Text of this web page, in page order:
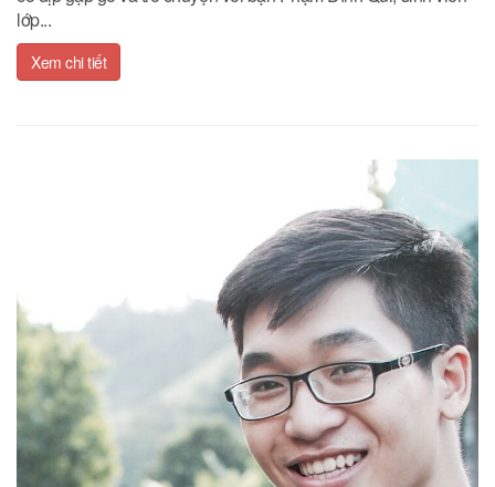
lớp...
Xem chi tiết